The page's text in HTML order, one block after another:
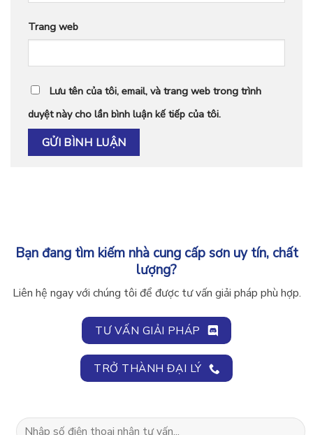
Trang web
Lưu tên của tôi, email, và trang web trong trình
duyệt này cho lần bình luận kế tiếp của tôi.
Bạn đang tìm kiếm nhà cung cấp sơn uy tín, chất
lượng?
Liên hệ ngay với chúng tôi để được tư vấn giải pháp phù hợp.
TƯ VẤN GIẢI PHÁP
TRỞ THÀNH ĐẠI LÝ